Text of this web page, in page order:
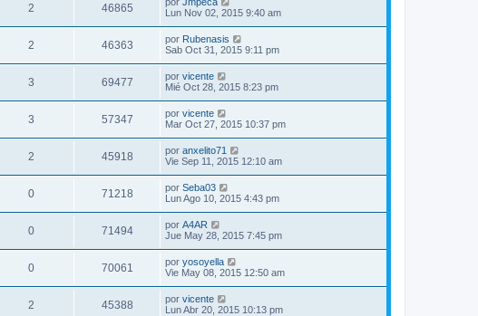
2 46865
Lun Nov 02, 2015 9:40 am
2 46363 por Rubenasis
Sab Oct 31, 2015 9:11 pm
3 69477 por vicente
Mié Oct 28, 2015 8:23 pm
3 57347 por vicente
Mar Oct 27, 2015 10:37 pm
2 45918 por anxelito71
Vie Sep 11, 2015 12:10 am
0 71218 por Seba03
Lun Ago 10, 2015 4:43 pm
0 71494 por A4AR
Jue May 28, 2015 7:45 pm
0 70061 por yosoyella
Vie May 08, 2015 12:50 am
2 45388 por vicente
Lun Abr 20, 2015 10:13 pm